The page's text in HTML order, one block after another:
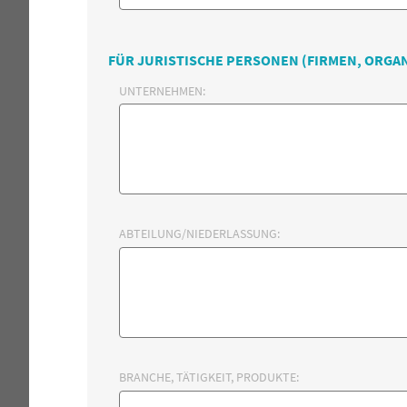
FÜR JURISTISCHE PERSONEN (FIRMEN,
UNTERNEHMEN:
ABTEILUNG/NIEDERLASSUNG:
BRANCHE, TÄTIGKEIT, PRODUKTE: